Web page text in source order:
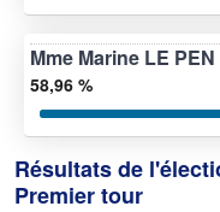
Mme Marine LE PEN
58,96 %
Résultats de
Premier tour